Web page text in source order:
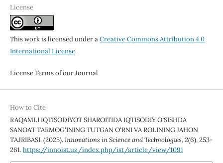
License
This work is licensed under aCreative Commons Attribution 4.0
International License.
License Terms of our Journal
How to Cite
RAQAMLI IQTISODIYOT SHAROITIDA IQTISODIY OʻSISHDA
SANOAT TARMOGʻINING TUTGAN OʻRNI VA ROLINING JAHON
TAJRIBASI. (2025).Innovations in Science and Technologies,2(6), 253-
261.https://innoist.uz/index.php/ist/article/view/1091